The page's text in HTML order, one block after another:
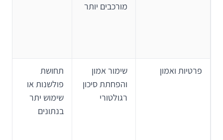
מורכבים יותר
פרטיות ואמון
שימור אמון
והפחתת סיכון
רגולטורי
תחושת
פולשנות או
שימוש יתר
בנתונים